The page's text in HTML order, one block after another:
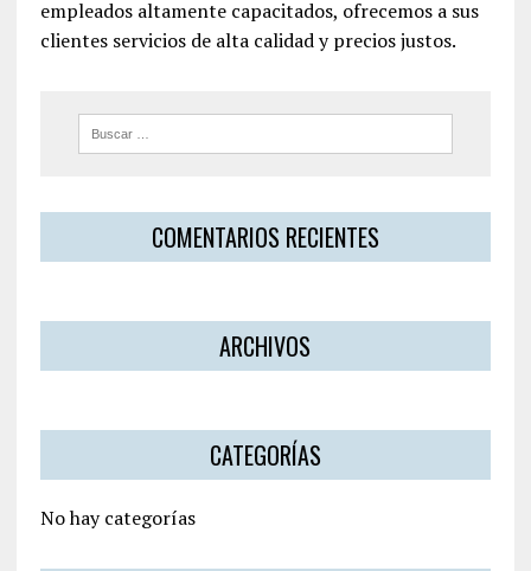
empleados altamente capacitados, ofrecemos a sus
clientes servicios de alta calidad y precios justos.
COMENTARIOS RECIENTES
ARCHIVOS
CATEGORÍAS
No hay categorías